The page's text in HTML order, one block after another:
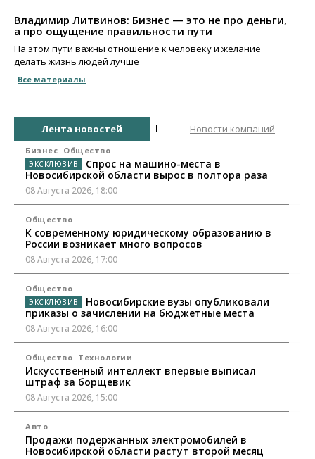
Владимир Литвинов: Бизнес — это не про деньги,
а про ощущение правильности пути
На этом пути важны отношение к человеку и желание
делать жизнь людей лучше
Все материалы
Лента новостей Новости компаний
Бизнес Общество
Спрос на машино-места в
Новосибирской области вырос в полтора раза
08 Августа 2026, 18:00
Общество
К современному юридическому образованию в
России возникает много вопросов
08 Августа 2026, 17:00
Общество
Новосибирские вузы опубликовали
приказы о зачислении на бюджетные места
08 Августа 2026, 16:00
Общество Технологии
Искусственный интеллект впервые выписал
штраф за борщевик
08 Августа 2026, 15:00
Авто
Продажи подержанных электромобилей в
Новосибирской области растут второй месяц